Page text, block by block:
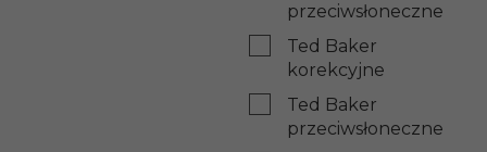
przeciwsłoneczne
Ted Baker
korekcyjne
Ted Baker
przeciwsłoneczne